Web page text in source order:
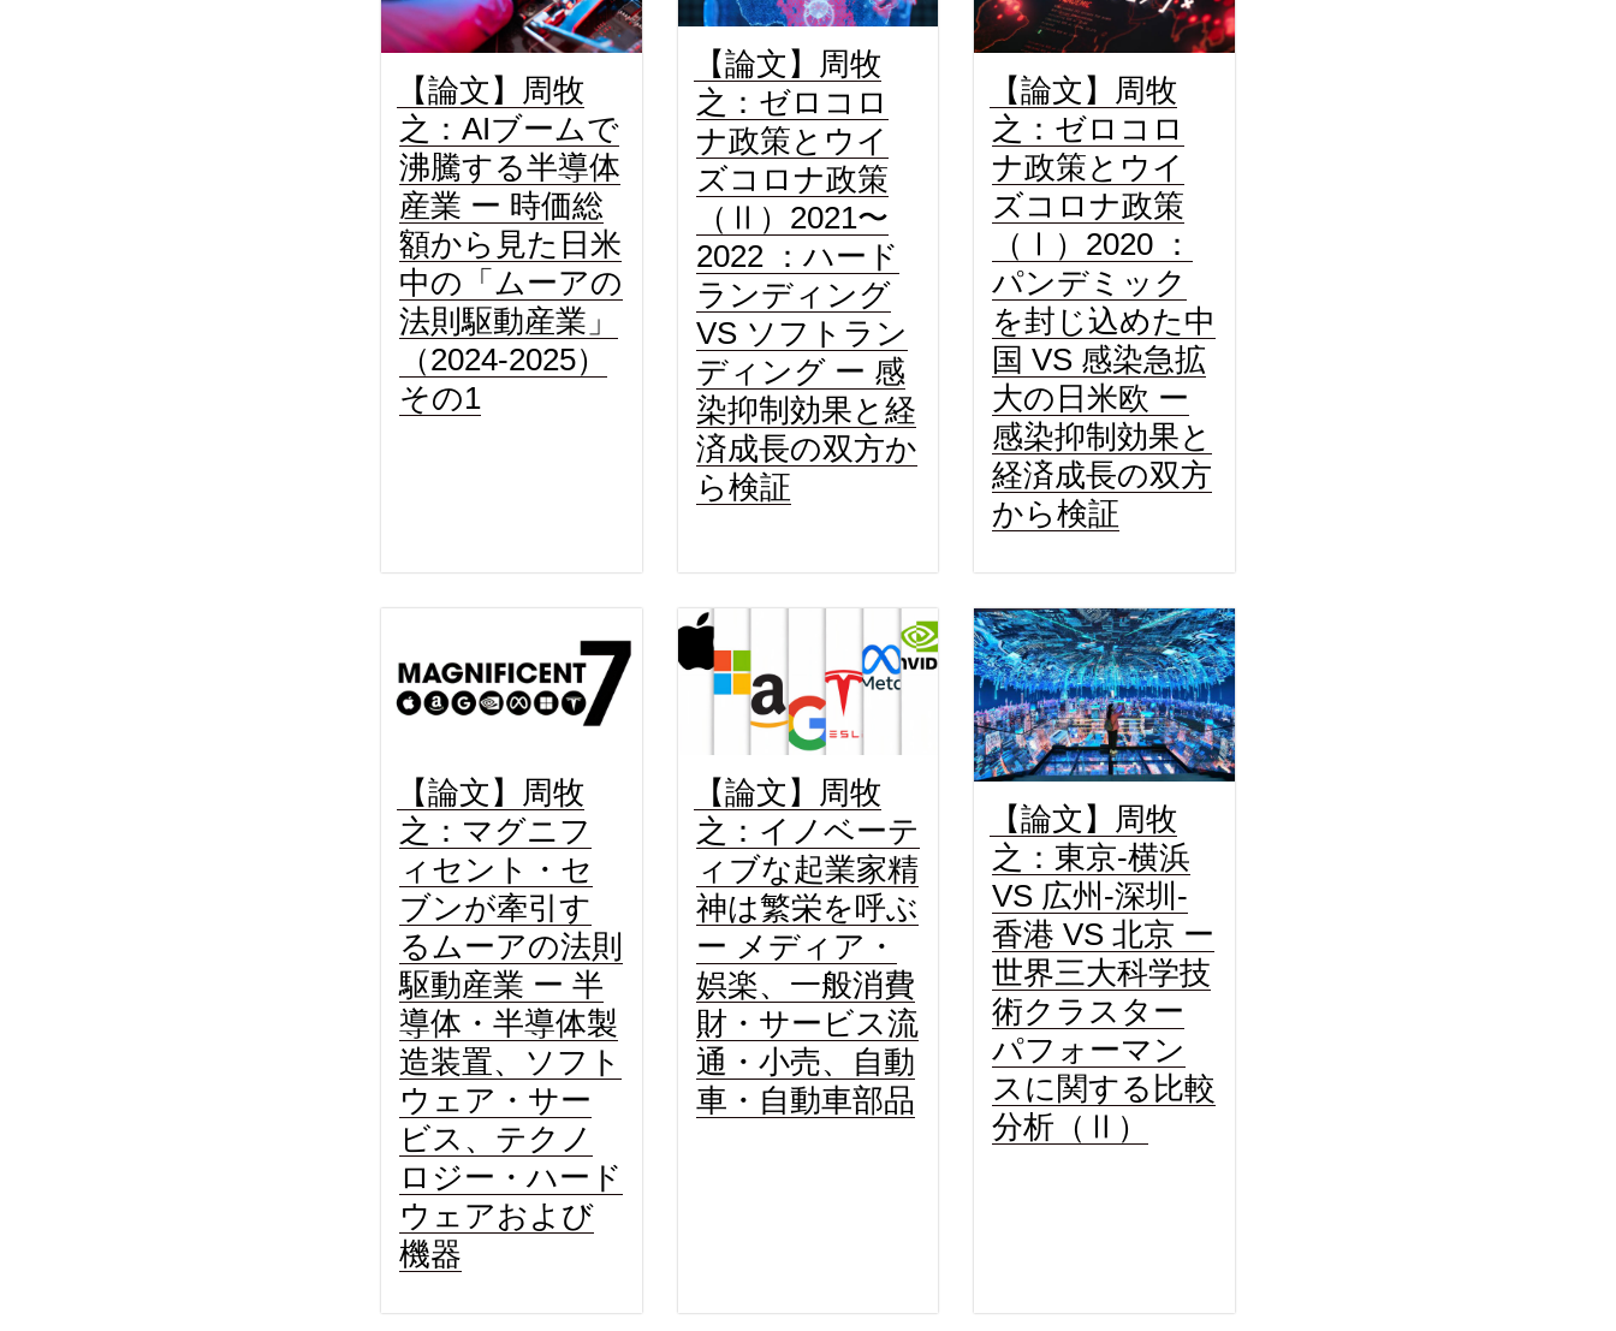
【論文】周牧
之：AIブームで
沸騰する半導体
産業 ー 時価総
額から見た日米
中の「ムーアの
法則駆動産業」
（2024-2025）
その1
【論文】周牧
之：ゼロコロ
ナ政策とウイ
ズコロナ政策
（Ⅱ）2021〜
2022 ：ハード
ランディング
VS ソフトラン
ディング ー 感
染抑制効果と経
済成長の双方か
ら検証
【論文】周牧
之：ゼロコロ
ナ政策とウイ
ズコロナ政策
（Ⅰ）2020 ：
パンデミック
を封じ込めた中
国 VS 感染急拡
大の日米欧 ー
感染抑制効果と
経済成長の双方
から検証
【論文】周牧
之：マグニフ
ィセント・セ
ブンが牽引す
るムーアの法則
駆動産業 ー 半
導体・半導体製
造装置、ソフト
ウェア・サー
ビス、テクノ
ロジー・ハード
ウェアおよび
機器
【論文】周牧
之：イノベーテ
ィブな起業家精
神は繁栄を呼ぶ
ー メディア・
娯楽、一般消費
財・サービス流
通・小売、自動
車・自動車部品
【論文】周牧
之：東京-横浜
VS 広州-深圳-
香港 VS 北京 ー
世界三大科学技
術クラスター
パフォーマン
スに関する比較
分析（Ⅱ）